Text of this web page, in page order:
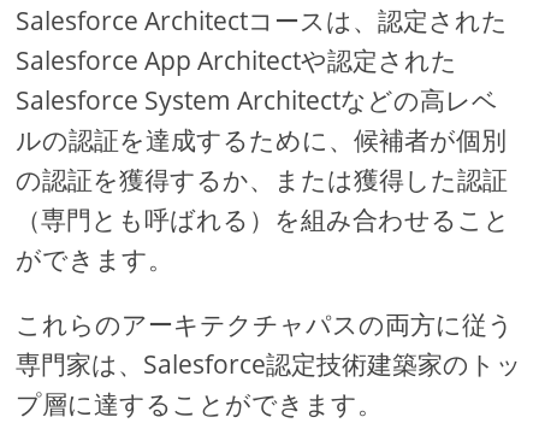
Salesforce Architectコースは、認定された
Salesforce App Architectや認定された
Salesforce System Architectなどの高レベ
ルの認証を達成するために、候補者が個別
の認証を獲得するか、または獲得した認証
（専門とも呼ばれる）を組み合わせること
ができます。
これらのアーキテクチャパスの両方に従う
専門家は、Salesforce認定技術建築家のトッ
プ層に達することができます。